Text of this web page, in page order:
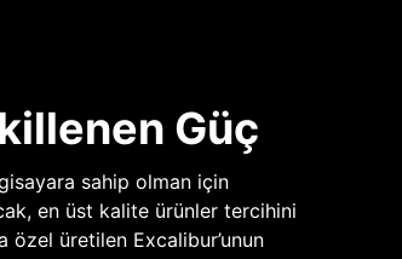
Güç
sahip olman için
en üst kalite ürünler tercihini
üretilen Excalibur’unun